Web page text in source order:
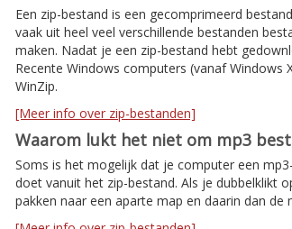
Een zip-bestand is een gecomprimeerd
vaak uit heel veel verschillende bestanden
maken. Nadat je een zip-bestand hebt
Recente Windows computers (vanaf
WinZip.
[Meer info over zip-bestanden]
Waarom lukt het niet om mp3
Soms is het mogelijk dat je computer een
doet vanuit het zip-bestand. Als je dubbelklikt
pakken naar een aparte map en daarin dan de